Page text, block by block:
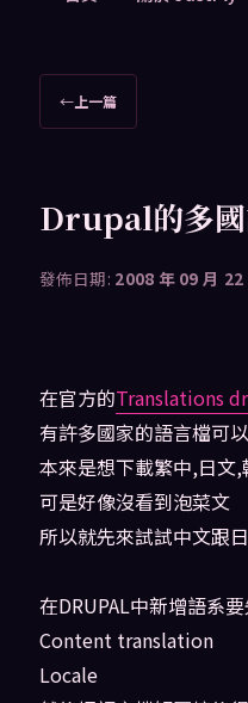
章
←上一篇
Drupal的多國
發佈日期: 2008 年 09 月 22
在官方的Translations
有許多國家的語言檔可
本來是想下載繁中,日文,
可是好像沒看到泡菜文
所以就先來試試中文跟
在DRUPAL中新增語系
Content translation
Locale